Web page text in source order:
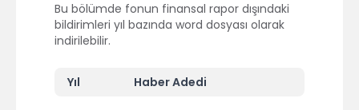
Bu bölümde fonun finansal rapor dışındaki
bildirimleri yıl bazında word dosyası olarak
indirilebilir.
Yıl Haber Adedi